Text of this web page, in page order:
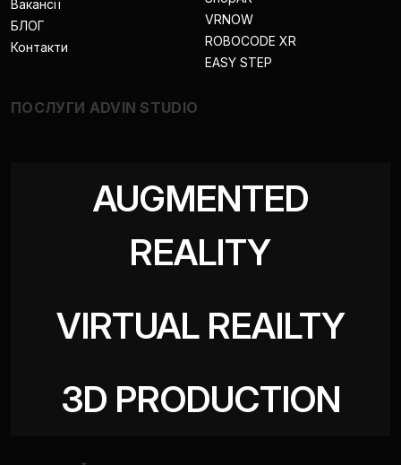
Вакансії
БЛОГ
Контакти
ПОСЛУГИ ADVIN STUDIO
AUGMENTED
REALITY
VIRTUAL REAILTY
3D PRODUCTION
VRNOW
ROBOCODE XR
EASY STEP